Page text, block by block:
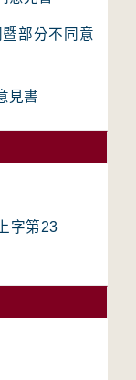
部分不同意
見書
字第23